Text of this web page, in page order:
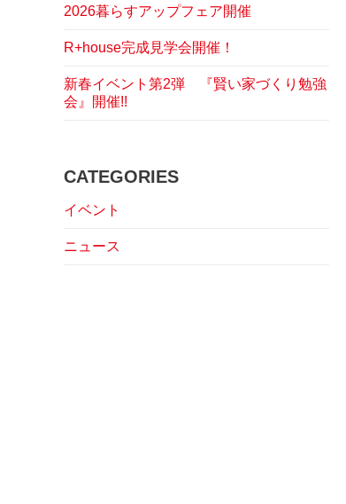
2026暮らすアップフェア開催
R+house完成見学会開催！
新春イベント第2弾 『賢い家づくり勉強
会』開催!!
CATEGORIES
イベント
ニュース